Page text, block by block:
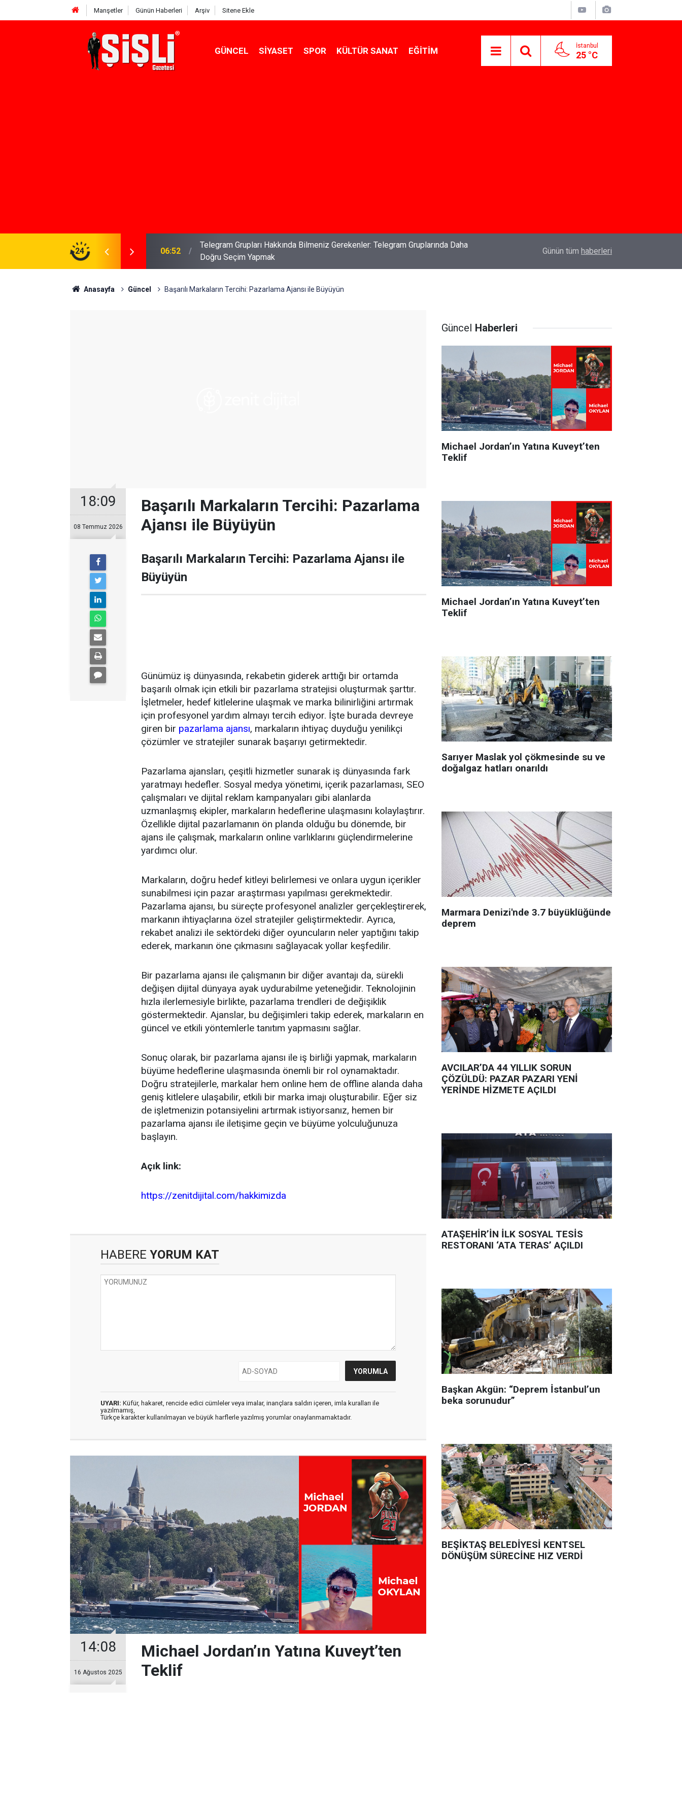
Manşetler Günün Haberleri Arşiv Sitene Ekle
GÜNCEL SIYASET SPOR KÜLTÜR SANAT EĞITIM İstanbul
25 °C
24
Gerekenler: Telegram Gruplarında Daha
04:43 İş Davaları: Haklarınızı Bilmek ve Koruma Altına Almak Özlem Drahyalı Kimdir, Nereli ve Kaç
Günün tüm haberleri
Anasayfa Güncel Başarılı Markaların Tercihi: Pazarlama Ajansı ile Büyüyün
18:09
08 Temmuz 2026
Başarılı Markaların Tercihi: Pazarlama
Ajansı ile Büyüyün
Başarılı Markaların Tercihi: Pazarlama Ajansı ile
Büyüyün
Günümüz iş dünyasında, rekabetin giderek arttığı bir ortamda
başarılı olmak için etkili bir pazarlama stratejisi oluşturmak şarttır.
İşletmeler, hedef kitlelerine ulaşmak ve marka bilinirliğini artırmak
için profesyonel yardım almayı tercih ediyor. İşte burada devreye
giren bir pazarlama ajansı, markaların ihtiyaç duyduğu yenilikçi
çözümler ve stratejiler sunarak başarıyı getirmektedir.
Pazarlama ajansları, çeşitli hizmetler sunarak iş dünyasında fark
yaratmayı hedefler. Sosyal medya yönetimi, içerik pazarlaması, SEO
çalışmaları ve dijital reklam kampanyaları gibi alanlarda
uzmanlaşmış ekipler, markaların hedeflerine ulaşmasını kolaylaştırır.
Özellikle dijital pazarlamanın ön planda olduğu bu dönemde, bir
ajans ile çalışmak, markaların online varlıklarını güçlendirmelerine
yardımcı olur.
Markaların, doğru hedef kitleyi belirlemesi ve onlara uygun içerikler
sunabilmesi için pazar araştırması yapılması gerekmektedir.
Pazarlama ajansı, bu süreçte profesyonel analizler gerçekleştirerek,
markanın ihtiyaçlarına özel stratejiler geliştirmektedir. Ayrıca,
rekabet analizi ile sektördeki diğer oyuncuların neler yaptığını takip
ederek, markanın öne çıkmasını sağlayacak yollar keşfedilir.
Bir pazarlama ajansı ile çalışmanın bir diğer avantajı da, sürekli
değişen dijital dünyaya ayak uydurabilme yeteneğidir. Teknolojinin
hızla ilerlemesiyle birlikte, pazarlama trendleri de değişiklik
göstermektedir. Ajanslar, bu değişimleri takip ederek, markaların en
güncel ve etkili yöntemlerle tanıtım yapmasını sağlar.
Sonuç olarak, bir pazarlama ajansı ile iş birliği yapmak, markaların
büyüme hedeflerine ulaşmasında önemli bir rol oynamaktadır.
Doğru stratejilerle, markalar hem online hem de offline alanda daha
geniş kitlelere ulaşabilir, etkili bir marka imajı oluşturabilir. Eğer siz
de işletmenizin potansiyelini artırmak istiyorsanız, hemen bir
pazarlama ajansı ile iletişime geçin ve büyüme yolculuğunuza
başlayın.
Açık link:
https://zenitdijital.com/hakkimizda
HABERE YORUM KAT
UYARI: Küfür, hakaret, rencide edici cümleler veya imalar, inançlara saldırı içeren, imla kuralları ile
yazılmamış,
Türkçe karakter kullanılmayan ve büyük harflerle yazılmış yorumlar onaylanmamaktadır.
14:08
16 Ağustos 2025
Michael Jordan’ın Yatına Kuveyt’ten
Teklif
Güncel Haberleri
Michael Jordan’ın Yatına Kuveyt’ten
Teklif
Michael Jordan’ın Yatına Kuveyt’ten
Teklif
Sarıyer Maslak yol çökmesinde su ve
doğalgaz hatları onarıldı
Marmara Denizi'nde 3.7 büyüklüğünde
deprem
AVCILAR’DA 44 YILLIK SORUN
ÇÖZÜLDÜ: PAZAR PAZARI YENİ
YERİNDE HİZMETE AÇILDI
ATAŞEHİR’İN İLK SOSYAL TESİS
RESTORANI ‘ATA TERAS’ AÇILDI
Başkan Akgün: “Deprem İstanbul’un
beka sorunudur”
BEŞİKTAŞ BELEDİYESİ KENTSEL
DÖNÜŞÜM SÜRECİNE HIZ VERDİ